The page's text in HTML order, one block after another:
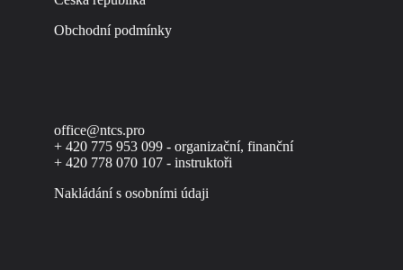
Obchodní podmínky
office@ntcs.pro
+ 420 775 953 099 - organizační, finanční
+ 420 778 070 107 - instruktoři
Nakládání s osobními údaji